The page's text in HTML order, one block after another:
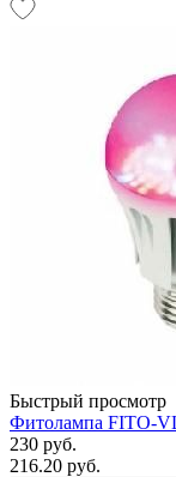
Быстрый просмотр
Фитолампа FITO-
230 руб.
216.20 руб.